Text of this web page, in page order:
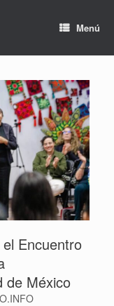
Menú
Encuentro
de México